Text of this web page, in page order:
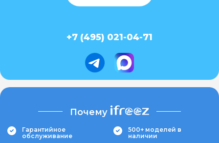
+7 (495) 021-04-71
Почему
Гарантийное
обслуживание
500+ моделей в
наличии